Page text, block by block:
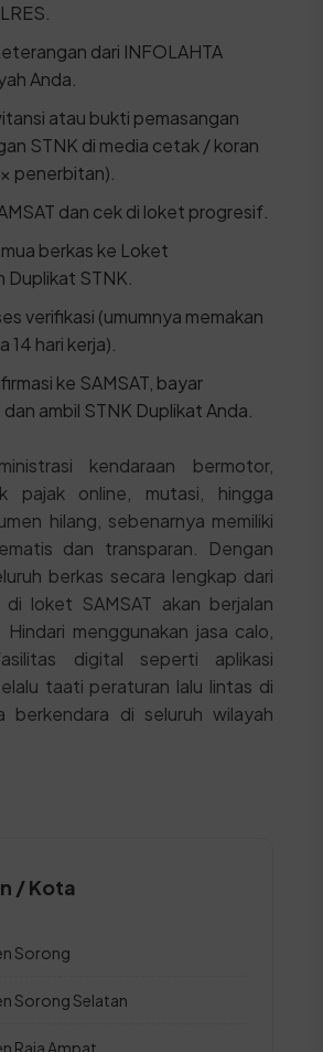
dari INFOLAHTA
Anda.
atau bukti pemasangan
STNK di media cetak / koran
penerbitan).
dan cek di loket progresif.
berkas ke Loket
STNK.
verifikasi (umumnya memakan
hari kerja).
ke SAMSAT, bayar
ambil STNK Duplikat Anda.
kendaraan bermotor,
pajak online, mutasi, hingga
hilang, sebenarnya memiliki
dan transparan. Dengan
berkas secara lengkap dari
di loket SAMSAT akan berjalan
menggunakan jasa calo,
digital seperti aplikasi
taati peraturan lalu lintas di
berkendara di seluruh wilayah
/ Kota
Sorong
Sorong Selatan
Raja Ampat